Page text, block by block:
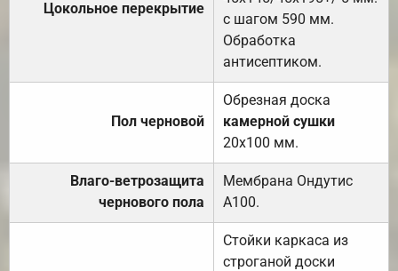
Цокольное перекрытие
с шагом 590 мм.
Обработка
антисептиком.
Пол черновой
Обрезная доска
камерной сушки
20х100 мм.
Влаго-ветрозащита
чернового пола
Мембрана Ондутис
А100.
Стойки каркаса из
строганой доски